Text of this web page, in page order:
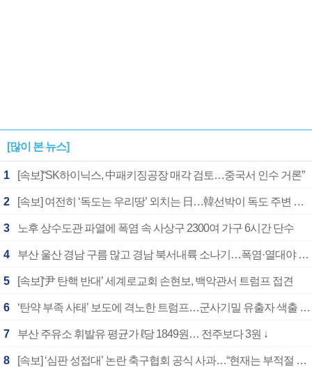
[많이 본 뉴스]
1 [속보]“SK하이닉스, 中패키징공장 매각 검토…중국서 인수 거론”
2 [속보] 여전히 ‘독도는 우리땅’ 외치는 日…韓선박이 독도 주변 해양조사 활동하자 반발
3 노후 상수도관 파열에 폭염 속 사상구 2300여 가구 6시간 단수
4 부산 울산 경남 구름 많고 경남 북서내륙 소나기…폭염·열대야 계속
5 [속보]‘尹 탄핵 반대’ 세계로교회 손현보, 백악관서 트럼프 접견
6 ‘탄약 부족 사태’ 보도에 격노한 트럼프…군사기밀 유출자 색출 지시
7 부산 주유소 휘발유 평균가 ℓ당 1849원… 전주보다 3원 ↓
8 [속보] ‘심판 성접대’ 논란 축구협회 공식 사과…“현재는 부적절 행위 없어”